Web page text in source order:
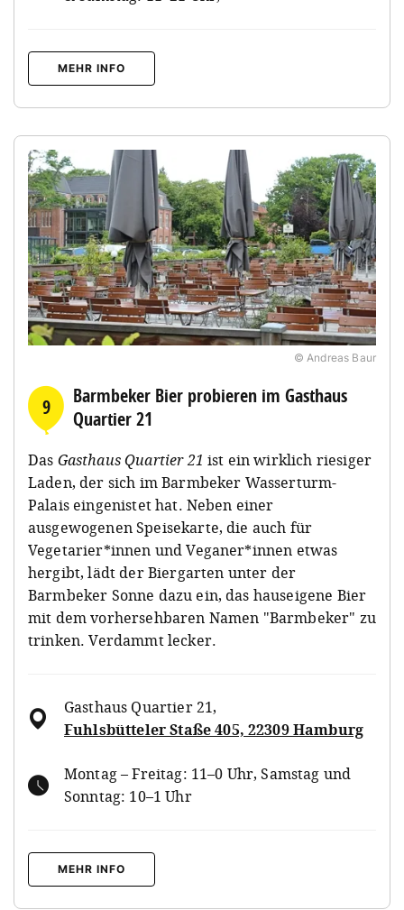
MEHR INFO
© Andreas Baur
9
Barmbeker Bier probieren im Gasthaus
Quartier 21
Das Gasthaus Quartier 21 ist ein wirklich riesiger
Laden, der sich im Barmbeker Wasserturm-
Palais eingenistet hat. Neben einer
ausgewogenen Speisekarte, die auch für
Vegetarier*innen und Veganer*innen etwas
hergibt, lädt der Biergarten unter der
Barmbeker Sonne dazu ein, das hauseigene Bier
mit dem vorhersehbaren Namen "Barmbeker" zu
trinken. Verdammt lecker.
Gasthaus Quartier 21,
Fuhlsbütteler Staße 405, 22309 Hamburg
Montag – Freitag: 11–0 Uhr, Samstag und
Sonntag: 10–1 Uhr
MEHR INFO